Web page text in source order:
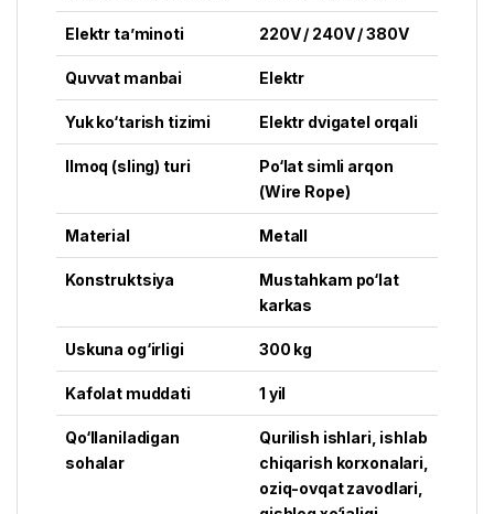
Elektr ta’minoti 220V / 240V / 380V
Quvvat manbai Elektr
Yuk ko‘tarish tizimi Elektr dvigatel orqali
Ilmoq (sling) turi
Po‘lat simli arqon
(Wire Rope)
Material Metall
Konstruktsiya
Mustahkam po‘lat
karkas
Uskuna og‘irligi 300 kg
Kafolat muddati 1 yil
Qo‘llaniladigan
sohalar
Qurilish ishlari, ishlab
chiqarish korxonalari,
oziq-ovqat zavodlari,